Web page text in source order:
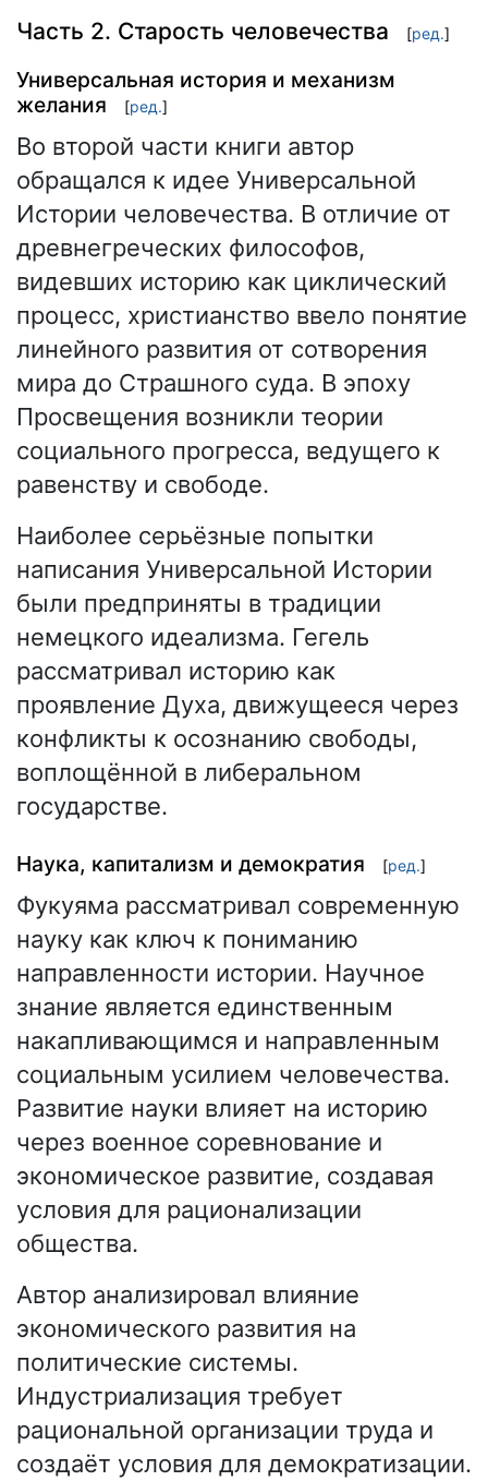
Часть 2. Старость человечества [ред.]
Универсальная история и механизм
желания
[ред.]
Во второй части книги автор
обращался к идее Универсальной
Истории человечества. В отличие от
древнегреческих философов,
видевших историю как циклический
процесс, христианство ввело понятие
линейного развития от сотворения
мира до Страшного суда. В эпоху
Просвещения возникли теории
социального прогресса, ведущего к
равенству и свободе.
Наиболее серьёзные попытки
написания Универсальной Истории
были предприняты в традиции
немецкого идеализма. Гегель
рассматривал историю как
проявление Духа, движущееся через
конфликты к осознанию свободы,
воплощённой в либеральном
государстве.
Наука, капитализм и демократия [ред.]
Фукуяма рассматривал современную
науку как ключ к пониманию
направленности истории. Научное
знание является единственным
накапливающимся и направленным
социальным усилием человечества.
Развитие науки влияет на историю
через военное соревнование и
экономическое развитие, создавая
условия для рационализации
общества.
Автор анализировал влияние
экономического развития на
политические системы.
Индустриализация требует
рациональной организации труда и
создаёт условия для демократизации.